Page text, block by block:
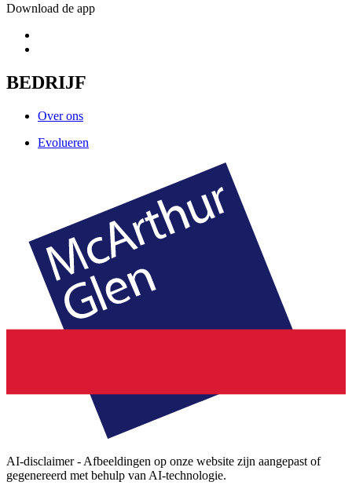
Download de app
BEDRIJF
Over ons
Evolueren
AI-disclaimer - Afbeeldingen op onze website zijn aangepast of
gegenereerd met behulp van AI-technologie.